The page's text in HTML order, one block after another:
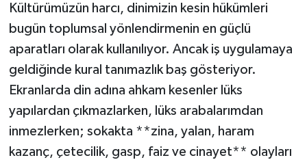
Kültürümüzün harcı, dinimizin kesin hükümleri
bugün toplumsal yönlendirmenin en güçlü
aparatları olarak kullanılıyor. Ancak iş uygulamaya
geldiğinde kural tanımazlık baş gösteriyor.
Ekranlarda din adına ahkam kesenler lüks
yapılardan çıkmazlarken, lüks arabalarımdan
inmezlerken; sokakta **zina, yalan, haram
kazanç, çetecilik, gasp, faiz ve cinayet** olayları